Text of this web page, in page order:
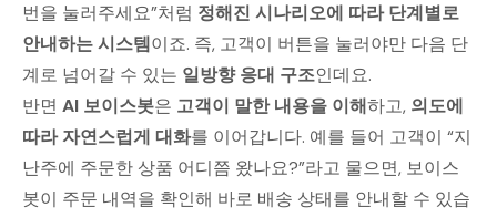
번을 눌러주세요”처럼 정해진 시나리오에 따라 단계별로
안내하는 시스템이죠. 즉, 고객이 버튼을 눌러야만 다음 단
계로 넘어갈 수 있는 일방향 응대 구조인데요.
반면 AI 보이스봇은 고객이 말한 내용을 이해하고, 의도에
따라 자연스럽게 대화를 이어갑니다. 예를 들어 고객이 “지
난주에 주문한 상품 어디쯤 왔나요?”라고 물으면, 보이스
봇이 주문 내역을 확인해 바로 배송 상태를 안내할 수 있습